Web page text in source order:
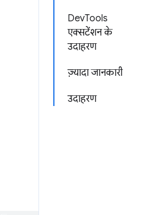
DevTools
एक्सटेंशन के
उदाहरण
ज़्यादा जानकारी
उदाहरण